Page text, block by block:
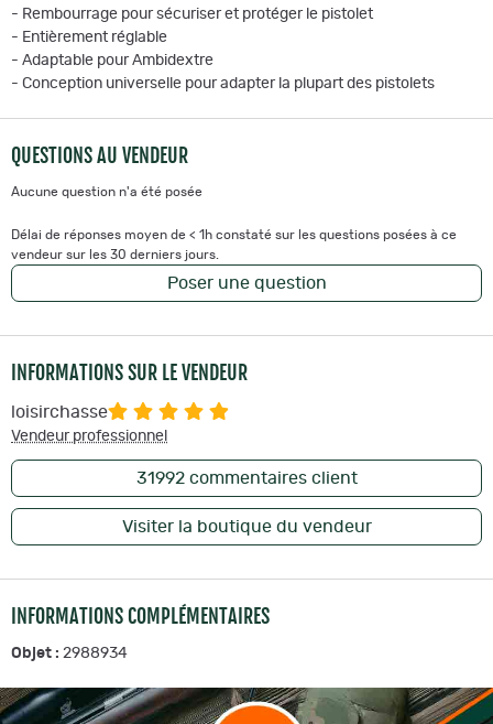
- Rembourrage pour sécuriser et protéger le pistolet
- Entièrement réglable
- Adaptable pour Ambidextre
- Conception universelle pour adapter la plupart des pistolets
QUESTIONS AU VENDEUR
Aucune question n'a été posée
Délai de réponses moyen de < 1h constaté sur les questions posées à ce
vendeur sur les 30 derniers jours.
Poser une question
INFORMATIONS SUR LE VENDEUR
loisirchasse
Vendeur professionnel
31992commentaires client
Visiter la boutique du vendeur
INFORMATIONS COMPLÉMENTAIRES
Objet : 2988934